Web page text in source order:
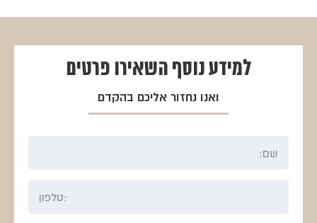
למידע נוסף השאירו פרטים
ואנו נחזור אליכם בהקדם